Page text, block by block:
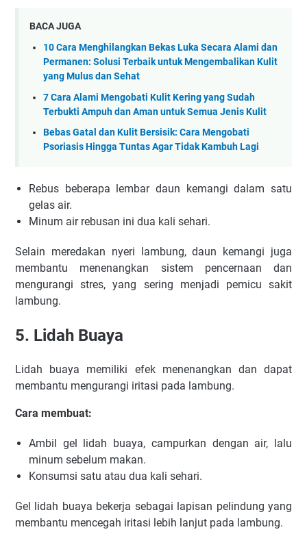
BACA JUGA
10 Cara Menghilangkan Bekas Luka Secara Alami dan
Permanen: Solusi Terbaik untuk Mengembalikan Kulit
yang Mulus dan Sehat
7 Cara Alami Mengobati Kulit Kering yang Sudah
Terbukti Ampuh dan Aman untuk Semua Jenis Kulit
Bebas Gatal dan Kulit Bersisik: Cara Mengobati
Psoriasis Hingga Tuntas Agar Tidak Kambuh Lagi
Rebus beberapa lembar daun kemangi dalam satu
gelas air.
Minum air rebusan ini dua kali sehari.
Selain meredakan nyeri lambung, daun kemangi juga
membantu menenangkan sistem pencernaan dan
mengurangi stres, yang sering menjadi pemicu sakit
lambung.
5. Lidah Buaya
Lidah buaya memiliki efek menenangkan dan dapat
membantu mengurangi iritasi pada lambung.
Cara membuat:
Ambil gel lidah buaya, campurkan dengan air, lalu
minum sebelum makan.
Konsumsi satu atau dua kali sehari.
Gel lidah buaya bekerja sebagai lapisan pelindung yang
membantu mencegah iritasi lebih lanjut pada lambung.